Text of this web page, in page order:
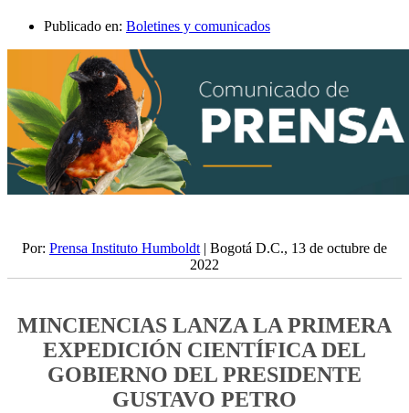
Publicado en: Boletines y comunicados
Por: Prensa Instituto Humboldt | Bogotá D.C., 13 de octubre de
2022
MINCIENCIAS LANZA LA PRIMERA
EXPEDICIÓN CIENTÍFICA DEL
GOBIERNO DEL PRESIDENTE
GUSTAVO PETRO